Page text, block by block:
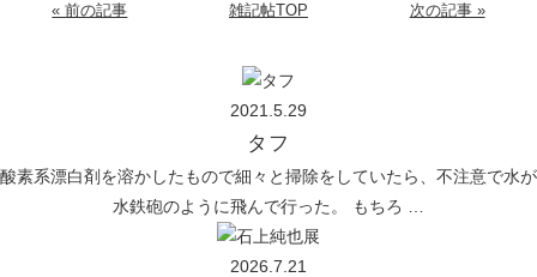
« 前の記事 雑記帖TOP 次の記事 »
2021.5.29
タフ
酸素系漂白剤を溶かしたもので細々と掃除をしていたら、不注意で水が
水鉄砲のように飛んで行った。 もちろ …
2026.7.21